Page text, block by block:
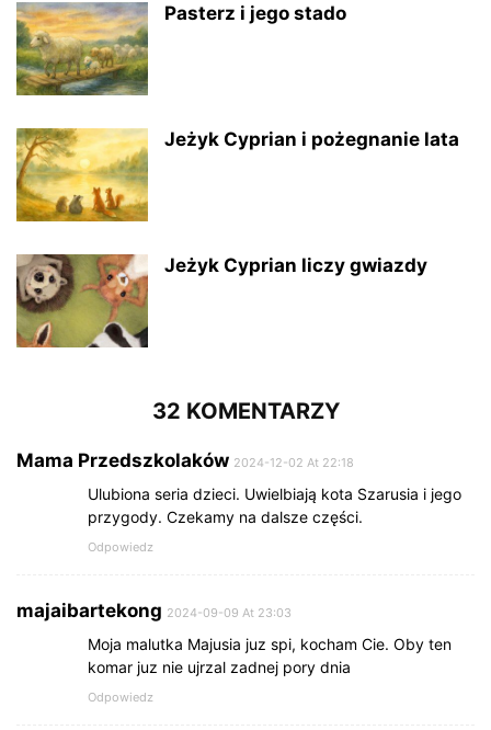
Pasterz i jego stado
Jeżyk Cyprian i pożegnanie lata
Jeżyk Cyprian liczy gwiazdy
32 KOMENTARZY
Mama Przedszkolaków 2024-12-02 At 22:18
Ulubiona seria dzieci. Uwielbiają kota Szarusia i jego
przygody. Czekamy na dalsze części.
Odpowiedz
majaibartekong 2024-09-09 At 23:03
Moja malutka Majusia juz spi, kocham Cie. Oby ten
komar juz nie ujrzal zadnej pory dnia
Odpowiedz